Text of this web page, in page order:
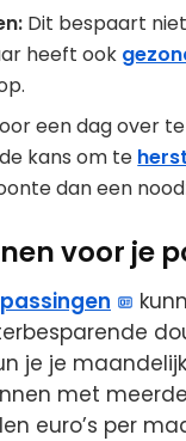
Dit bespaart
heeft ook
een dag over
kans om te
dan een
voor je
je je
met
euro’s per